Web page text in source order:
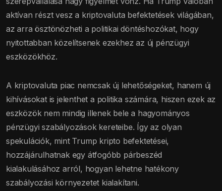
aktívan részt vesz a kriptovaluta befektetések világában,
az arra ösztönözheti a politikai döntéshozókat, hogy
nyitottabban közelítsenek ezekhez az új pénzügyi
eszközökhöz.
A kriptovaluta piac nemcsak új lehetőségeket, hanem új
kihívásokat is jelenthet a politika számára, hiszen ezek az
eszközök nem mindig illenek bele a hagyományos
pénzügyi szabályozások kereteibe. Így az olyan
spekulációk, mint Trump kripto befektetései,
hozzájárulhatnak egy átfogóbb párbeszéd
kialakulásához arról, hogyan lehetne hatékony
szabályozási környezetet kialakítani.